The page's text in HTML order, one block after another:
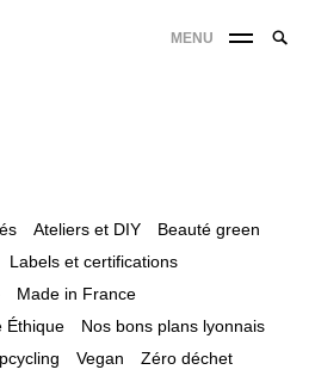
MENU
Ateliers et DIY
Beauté green
Labels et certifications
Made in France
Éthique
Nos bons plans lyonnais
Vegan Zéro déchet